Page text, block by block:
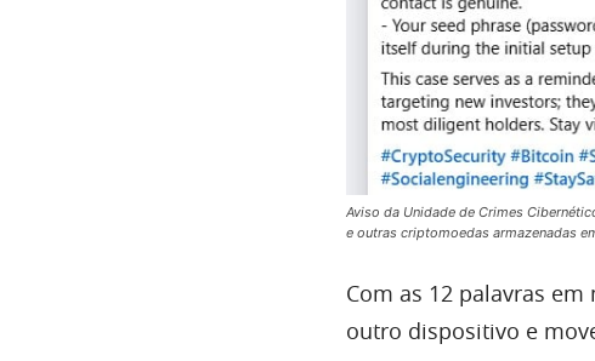
Aviso da Unidade de Crimes
e outras criptomoedas armazenadas
Com as 12 palavras
outro dispositivo e